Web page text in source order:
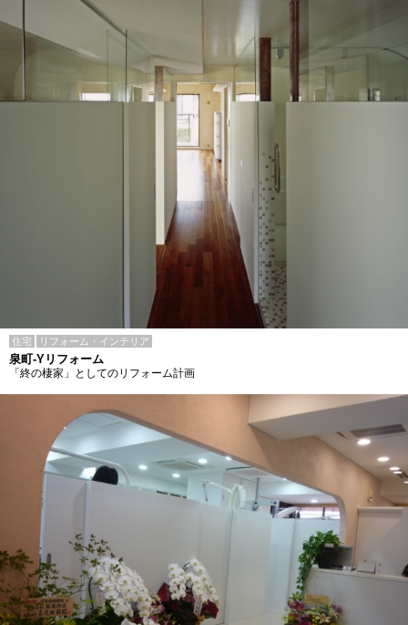
住宅 リフォーム・インテリア
泉町-Yリフォーム
「終の棲家」としてのリフォーム計画